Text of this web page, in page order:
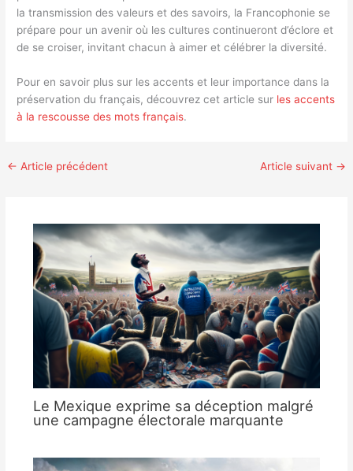
la transmission des valeurs et des savoirs, la Francophonie se
prépare pour un avenir où les cultures continueront d’éclore et
de se croiser, invitant chacun à aimer et célébrer la diversité.
Pour en savoir plus sur les accents et leur importance dans la
préservation du français, découvrez cet article sur les accents
à la rescousse des mots français.
← Article précédent Article suivant →
Le Mexique exprime sa déception malgré
une campagne électorale marquante